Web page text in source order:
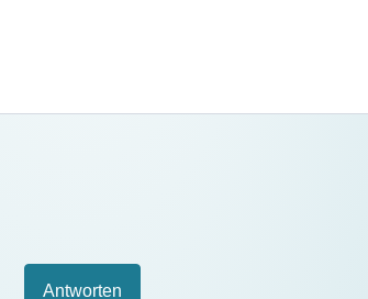
Antworten